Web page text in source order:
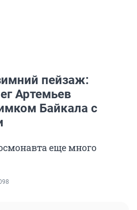
пейзаж:
Артемьев
Байкала с
еще много